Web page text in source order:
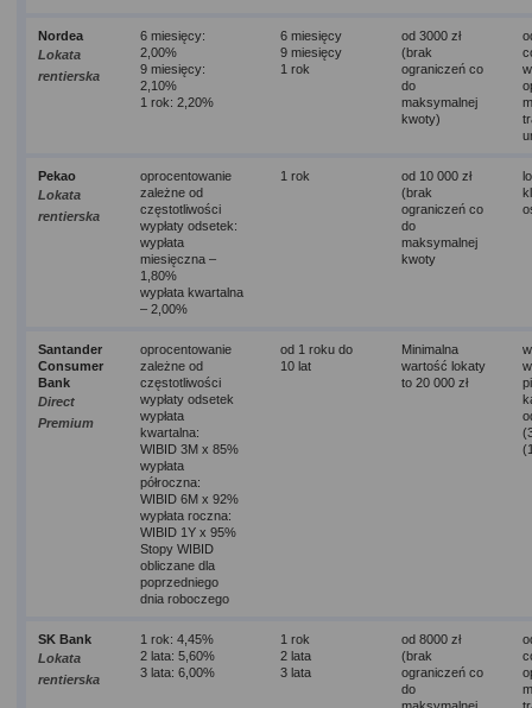
Nordea
Lokata
rentierska
6 miesięcy:
2,00%
9 miesięcy:
2,10%
1 rok: 2,20%
6 miesięcy
9 miesięcy
1 rok
od 3000 zł
(brak
ograniczeń co
do
maksymalnej
kwoty)
Pekao
Lokata
rentierska
oprocentowanie
zależne od
częstotliwości
wypłaty odsetek:
wypłata
miesięczna –
1,80%
wypłata kwartalna
– 2,00%
1 rok
od 10 000 zł
(brak
ograniczeń co
do
maksymalnej
kwoty
Santander
Consumer
Bank
Direct
Premium
oprocentowanie
zależne od
częstotliwości
wypłaty odsetek
wypłata
kwartalna:
WIBID 3M x 85%
wypłata
półroczna:
WIBID 6M x 92%
wypłata roczna:
WIBID 1Y x 95%
Stopy WIBID
obliczane dla
poprzedniego
dnia roboczego
od 1 roku do
10 lat
Minimalna
wartość lokaty
to 20 000 zł
SK Bank
Lokata
rentierska
1 rok: 4,45%
2 lata: 5,60%
3 lata: 6,00%
1 rok
2 lata
3 lata
od 8000 zł
(brak
ograniczeń co
do